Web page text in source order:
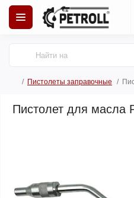
Пистолеты заправочные
Пистолет для масла